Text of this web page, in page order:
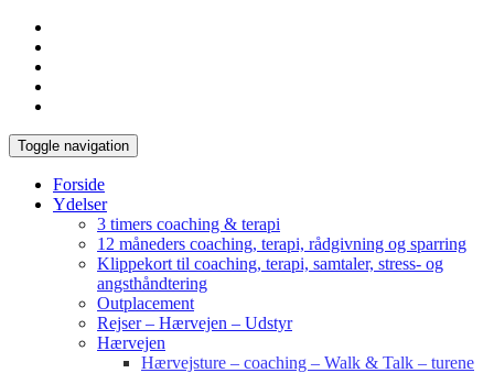
Toggle navigation
Forside
Ydelser
3 timers coaching & terapi
12 måneders coaching, terapi, rådgivning og sparring
Klippekort til coaching, terapi, samtaler, stress- og
angsthåndtering
Outplacement
Rejser – Hærvejen – Udstyr
Hærvejen
Hærvejsture – coaching – Walk & Talk – turene